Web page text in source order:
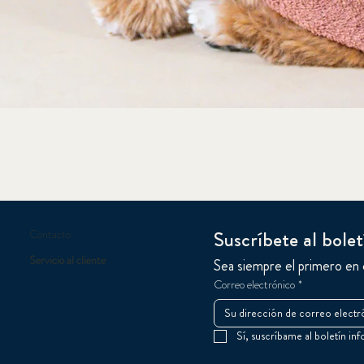
Suscríbete al
Sea siempre el primero
Correo electrónico *
Sí, suscríbame al boletín
Contacto
Servicio al cliente